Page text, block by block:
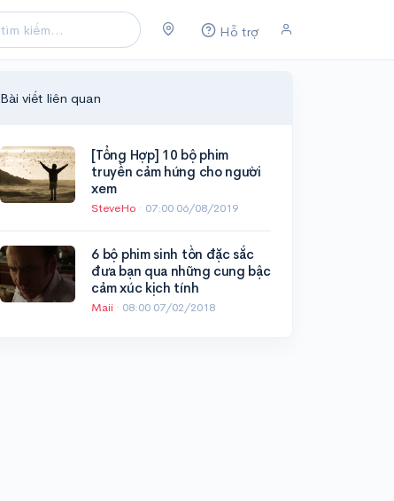
Hỗ trợ
Bài viết liên quan
[Tổng Hợp] 10 bộ phim
truyền cảm hứng cho người
xem
SteveHo · 07:00 06/08/2019
6 bộ phim sinh tồn đặc sắc
đưa bạn qua những cung bậc
cảm xúc kịch tính
Maii · 08:00 07/02/2018